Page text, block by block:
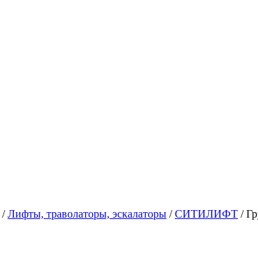
/Лифты, траволаторы, эскалаторы /СИТИЛИФТ /